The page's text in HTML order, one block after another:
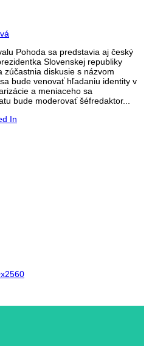
Pohoda sa predstavia aj český
Slovenskej republiky
zúčastnia diskusie s názvom
sa bude venovať hľadaniu identity v
a meniaceho sa
bude moderovať šéfredaktor...
In